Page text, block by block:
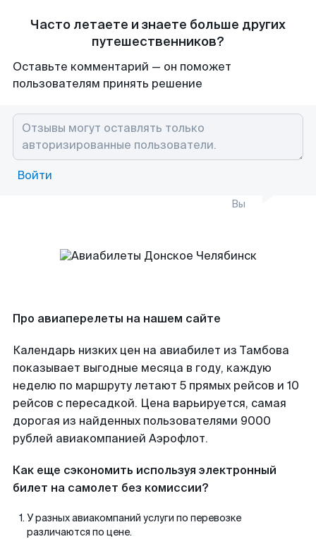
Часто летаете и знаете больше других
путешественников?
Оставьте комментарий — он поможет
пользователям принять решение
Войти
Вы
Про авиаперелеты на нашем сайте
Календарь низких цен на авиабилет из Тамбова
показывает выгодные месяца в году, каждую
неделю по маршруту летают 5 прямых рейсов и 10
рейсов с пересадкой. Цена варьируется, самая
дорогая из найденных пользователями 9000
рублей авиакомпанией Аэрофлот.
Как еще сэкономить используя электронный
билет на самолет без комиссии?
У разных авиакомпаний услуги по перевозке
различаются по цене.